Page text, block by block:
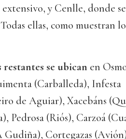
y Cenlle, donde
ellas, como muestran
restantes se ubican en
(Carballeda), Infesta
de Aguiar), Xacebáns
Pedrosa (Riós), Carzoá
Gudiña), Cortegazas